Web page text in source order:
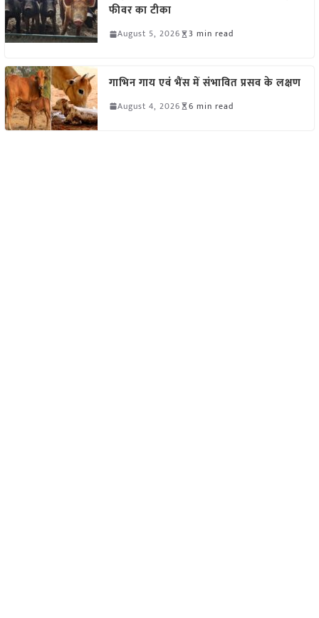
फीवर का टीका
August 5, 2026 3 min read
गाभिन गाय एवं भैंस में संभावित प्रसव के लक्षण
August 4, 2026 6 min read